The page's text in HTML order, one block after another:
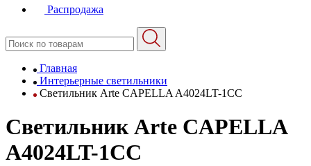
Распродажа
Главная
Интерьерные светильники
Светильник Arte CAPELLA A4024LT-1CC
Светильник Arte CAPELLA
A4024LT-1CC